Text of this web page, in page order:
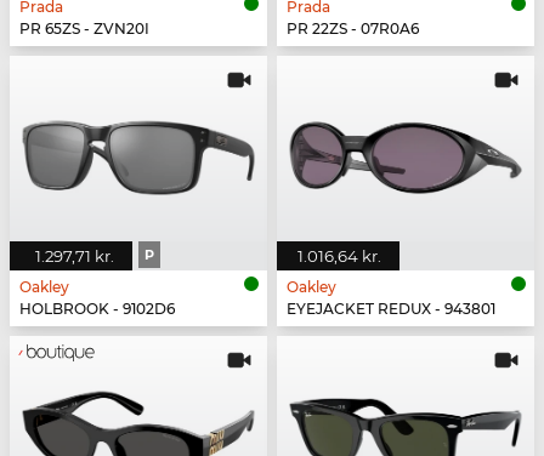
Prada
PR 65ZS - ZVN20I
Prada
PR 22ZS - 07R0A6
1.297,71 kr. P
Oakley
HOLBROOK - 9102D6
1.016,64 kr.
Oakley
EYEJACKET REDUX - 943801